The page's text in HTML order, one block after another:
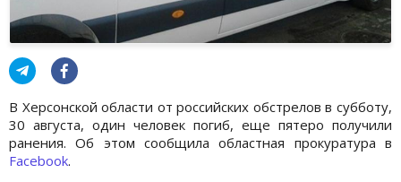
В Херсонской области от российских обстрелов в субботу,
30 августа, один человек погиб, еще пятеро получили
ранения. Об этом сообщила областная прокуратура в
Facebook.